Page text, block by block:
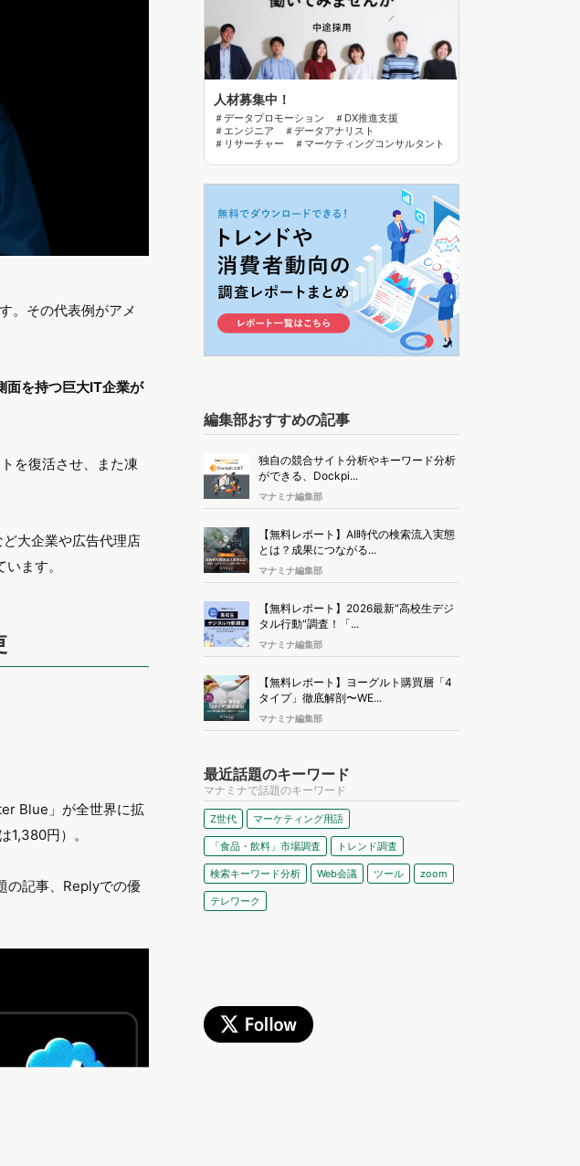
。その代表例がアメ
面を持つ巨大IT企業が
を復活させ、また凍
大企業や広告代理店
ます。
Blue」が全世界に拡
1,380円）。
の記事、Replyでの優
人材募集中！
＃データプロモーション ＃DX推進支援
＃エンジニア ＃データアナリスト
＃リサーチャー ＃マーケティングコンサルタント
編集部おすすめの記事
独自の競合サイト分析やキーワード分析
ができる、Dockpi...
マナミナ編集部
【無料レポート】AI時代の検索流入実態
とは？成果につながる...
マナミナ編集部
【無料レポート】2026最新"高校生デジ
タル行動"調査！「...
マナミナ編集部
【無料レポート】ヨーグルト購買層「4
タイプ」徹底解剖〜WE...
マナミナ編集部
最近話題のキーワード
マナミナで話題のキーワード
Z世代 マーケティング用語
「食品・飲料」市場調査 トレンド調査
検索キーワード分析 Web会議 ツール zoom
テレワーク